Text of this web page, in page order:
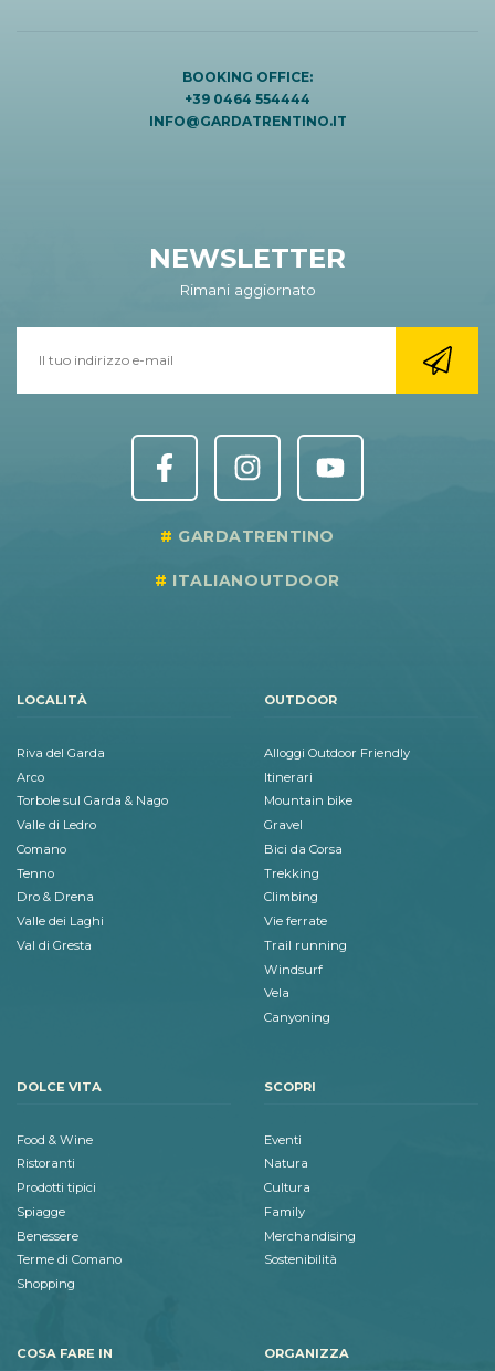
BOOKING OFFICE:
+39 0464 554444
INFO@GARDATRENTINO.IT
NEWSLETTER
Rimani aggiornato
GARDATRENTINO
ITALIANOUTDOOR
LOCALITÀ
Riva del Garda
Arco
Torbole sul Garda & Nago
Valle di Ledro
Comano
Tenno
Dro & Drena
Valle dei Laghi
Val di Gresta
OUTDOOR
Alloggi Outdoor Friendly
Itinerari
Mountain bike
Gravel
Bici da Corsa
Trekking
Climbing
Vie ferrate
Trail running
Windsurf
Vela
Canyoning
DOLCE VITA
Food & Wine
Ristoranti
Prodotti tipici
Spiagge
Benessere
Terme di Comano
Shopping
SCOPRI
Eventi
Natura
Cultura
Family
Merchandising
Sostenibilità
COSA FARE IN ORGANIZZA